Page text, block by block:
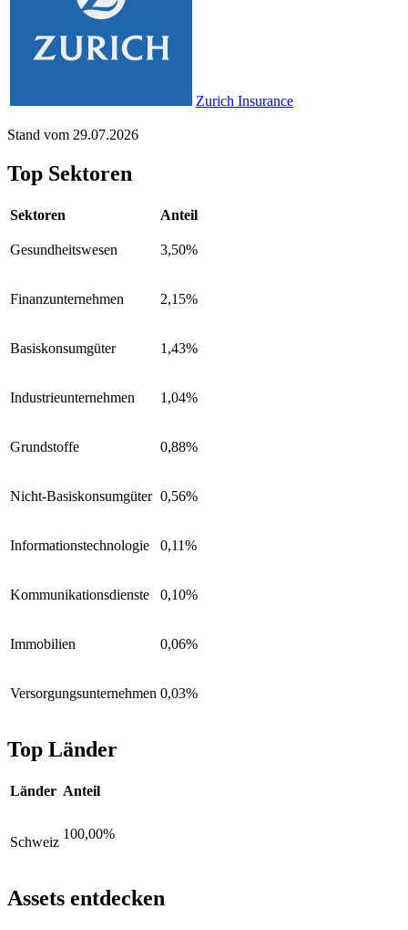
Zurich Insurance
Stand vom 29.07.2026
Top Sektoren
Sektoren Anteil
Gesundheitswesen 3,50%
Finanzunternehmen 2,15%
Basiskonsumgüter 1,43%
Industrieunternehmen 1,04%
Grundstoffe 0,88%
Nicht-Basiskonsumgüter 0,56%
Informationstechnologie 0,11%
Kommunikationsdienste 0,10%
Immobilien 0,06%
Versorgungsunternehmen 0,03%
Top Länder
Länder Anteil
Schweiz
100,00%
Assets entdecken